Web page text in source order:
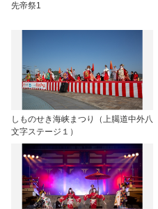
先帝祭1
しものせき海峡まつり（上臈道中外八
文字ステージ１）